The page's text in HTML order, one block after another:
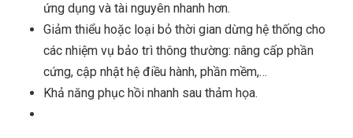
ứng dụng và tài nguyên nhanh hơn.
Giảm thiểu hoặc loại bỏ thời gian dừng hệ thống cho
các nhiệm vụ bảo trì thông thường: nâng cấp phần
cứng, cập nhật hệ điều hành, phần mềm,…
Khả năng phục hồi nhanh sau thảm họa.